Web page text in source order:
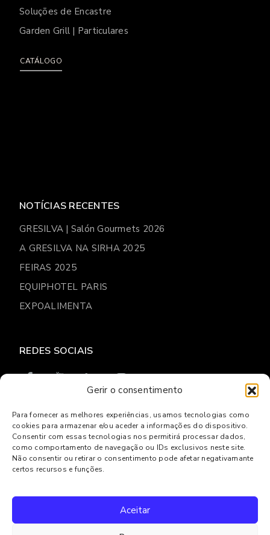
Gerir o consentimento
Para fornecer as melhores experiências, usamos tecnologias como
cookies para armazenar e/ou aceder a informações do dispositivo.
Consentir com essas tecnologias nos permitirá processar dados,
como comportamento de navegação ou IDs exclusivos neste site.
Não consentir ou retirar o consentimento pode afetar negativamante
certos recursos e funções.
Aceitar
Soluções de Encastre
Garden Grill | Particulares
CATÁLOGO
NOTÍCIAS RECENTES
GRESILVA | Salón Gourmets 2026
A GRESILVA NA SIRHA 2025
FEIRAS 2025
EQUIPHOTEL PARIS
EXPOALIMENTA
REDES SOCIAIS
© 2026Gresilva
Política de privacidade
Livro de reclamações Online
Centro de Arbitragem e Conflitos de Lisboa
Powered by